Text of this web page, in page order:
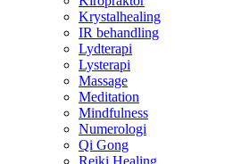
Krystalhealing
IR behandling
Lydterapi
Lysterapi
Massage
Meditation
Mindfulness
Numerologi
Qi Gong
Reiki Healing